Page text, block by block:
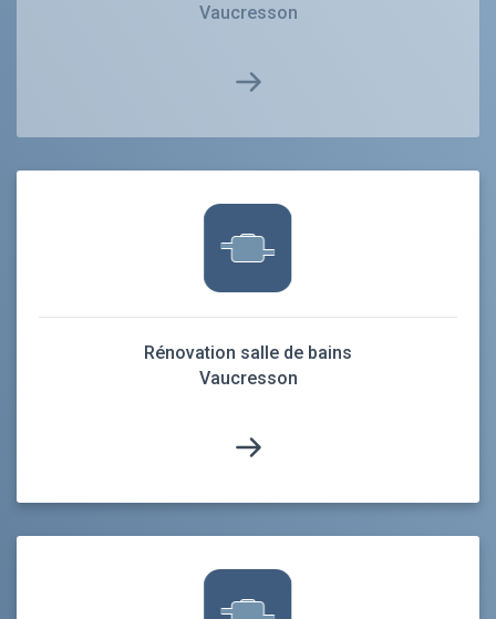
Vaucresson
Rénovation salle de bains
Vaucresson